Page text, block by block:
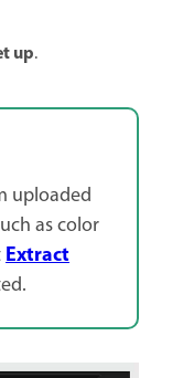
up.
uploaded
as color
Extract